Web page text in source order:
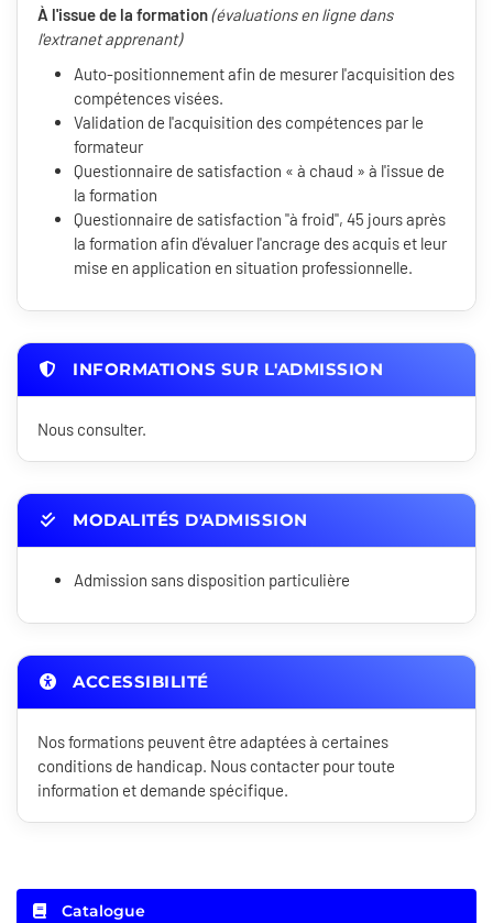
À l'issue de la formation(évaluations en ligne dans
l'extranet apprenant)
Auto-positionnement afin de mesurer l'acquisition des
compétences visées.
Validation de l'acquisition des compétences par le
formateur
Questionnaire de satisfaction « à chaud » à l'issue de
la formation
Questionnaire de satisfaction "à froid", 45 jours après
la formation afin d'évaluer l'ancrage des acquis et leur
mise en application en situation professionnelle.
INFORMATIONS SUR L'ADMISSION
Nous consulter.
MODALITÉS D'ADMISSION
Admission sans disposition particulière
ACCESSIBILITÉ
Nos formations peuvent être adaptées à certaines
conditions de handicap. Nous contacter pour toute
information et demande spécifique.
Catalogue